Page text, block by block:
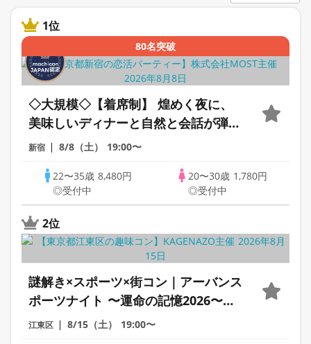
1位
80名突破
◇大規模◇【着席制】 煌めく夜に、
美味しいディナーと自然と会話が弾む
出逢いを。
新宿 8/8（土） 19:00〜
22〜35歳8,480円
◎受付中
20〜30歳 1,780円
◎受付中
2位
謎解き×スポーツ×街コン｜アーバンス
ポーツナイト 〜運命の記憶2026〜
【大規模】
江東区 8/15（土） 19:00〜